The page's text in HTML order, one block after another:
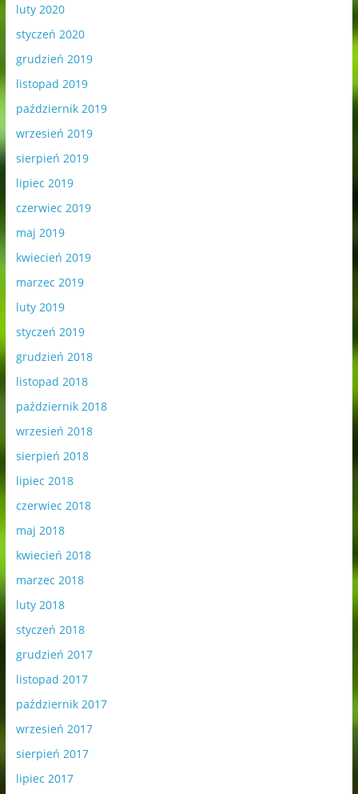
luty 2020
styczeń 2020
grudzień 2019
listopad 2019
październik 2019
wrzesień 2019
sierpień 2019
lipiec 2019
czerwiec 2019
maj 2019
kwiecień 2019
marzec 2019
luty 2019
styczeń 2019
grudzień 2018
listopad 2018
październik 2018
wrzesień 2018
sierpień 2018
lipiec 2018
czerwiec 2018
maj 2018
kwiecień 2018
marzec 2018
luty 2018
styczeń 2018
grudzień 2017
listopad 2017
październik 2017
wrzesień 2017
sierpień 2017
lipiec 2017